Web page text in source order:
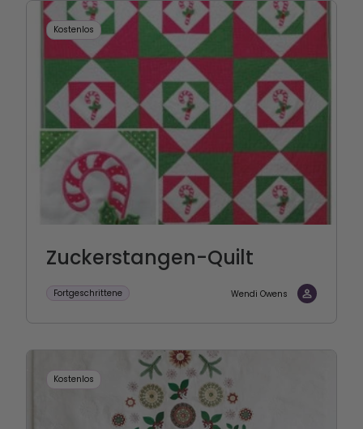
Kostenlos
Zuckerstangen-Quilt
Fortgeschrittene Wendi Owens
Kostenlos